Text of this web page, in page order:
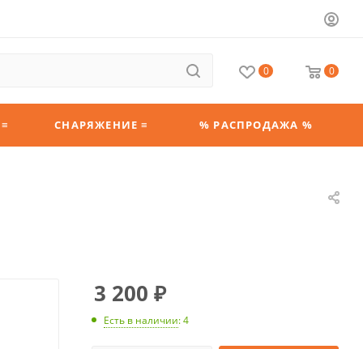
0 0
СНАРЯЖЕНИЕ ≡ % РАСПРОДАЖА %
3 200 ₽
Есть в наличии: 4